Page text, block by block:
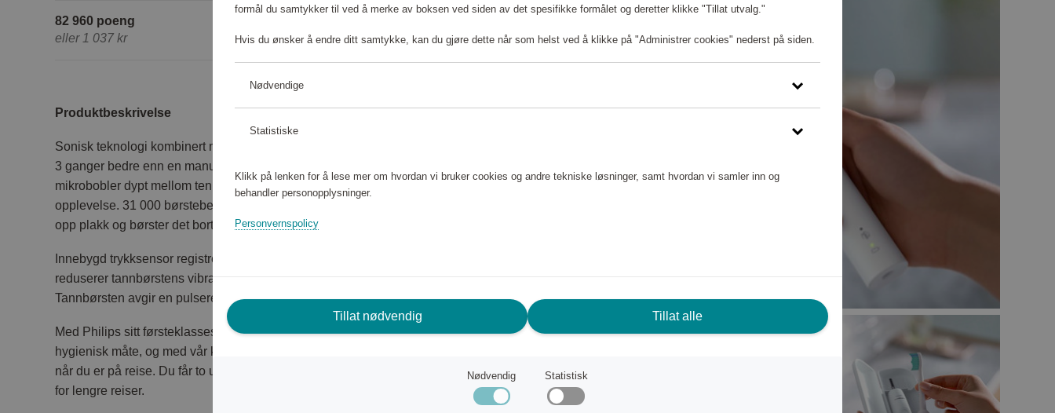
82 960 poeng
eller 1 037 kr
Produktbeskrivelse
Sonisk teknologi kombinert med Philips børstebevegelse fjerner plakk forsiktig opptil
3 ganger bedre enn en manuell tannbørste. Kraftige børstevibrasjoner presser
mikrobobler dypt mellom tennene og langs tannkjøttkanten for en oppfriskende
opplevelse. 31 000 børstebevegelser per minutt rengjør tennene skånsomt, bryter
opp plakk og børster det bort for en eksepsjonell daglig rengjøring.
Innebygd trykksensor registrerer automatisk trykket du påfører, advarer deg og
reduserer tannbørstens vibrasjoner automatisk for å beskytte tannkjøttet.
Tannbørsten avgir en pulserende lyd som en påminnelse om å lette på trykket.
Med Philips sitt førsteklasses reiseetui kan du oppbevare tannbørsten din på en
hygienisk måte, og med vår kompakte USB-lader kan du holde enhetene dine i gang
når du er på reise. Du får to ukers vanlig bruk fra én lading, men laderen er perfekt
for lengre reiser.
formål du samtykker til ved å merke av boksen ved siden av det spesifikke formålet og deretter klikke "Tillat utvalg."
Hvis du ønsker å endre ditt samtykke, kan du gjøre dette når som helst ved å klikke på "Administrer cookies" nederst på siden.
Nødvendige
Statistiske
Klikk på lenken for å lese mer om hvordan vi bruker cookies og andre tekniske løsninger, samt hvordan vi samler inn og
behandler personopplysninger.
Personvernspolicy
Tillat nødvendig Tillat alle
Nødvendig Statistisk